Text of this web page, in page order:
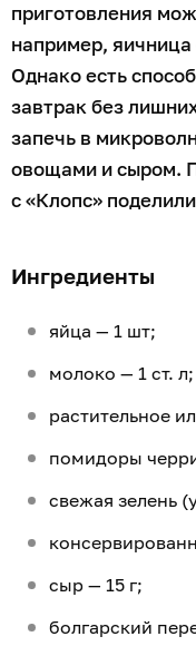
приготовления
например,
Однако есть
завтрак без
запечь в
овощами и сыром.
с «Клопс»
Ингредиенты
яйца — 1 шт;
молоко — 1 ст. л;
растительное
помидоры
свежая зелень
сыр — 15 г;
болгарский